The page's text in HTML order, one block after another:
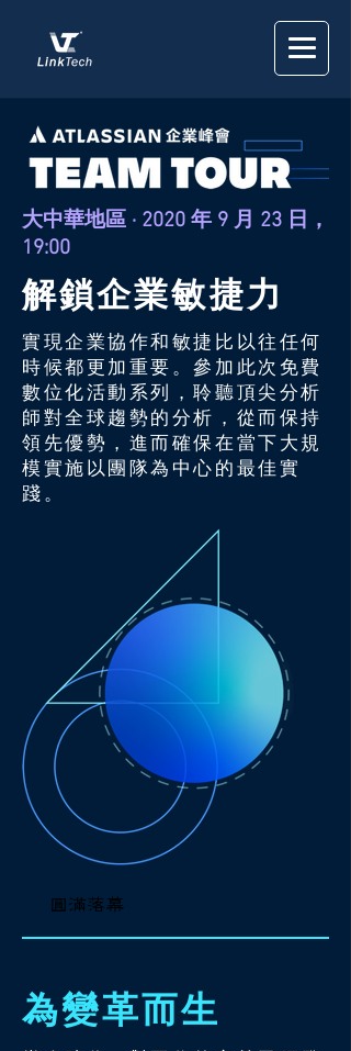
大中華地區 · 2020 年 9 月 23 日，
19:00
解鎖企業敏捷力
實現企業協作和敏捷比以往任何
時候都更加重要。參加此次免費
數位化活動系列，聆聽頂尖分析
師對全球趨勢的分析，從而保持
領先優勢，進而確保在當下大規
模實施以團隊為中心的最佳實
踐。
圓滿落幕
為變革而生